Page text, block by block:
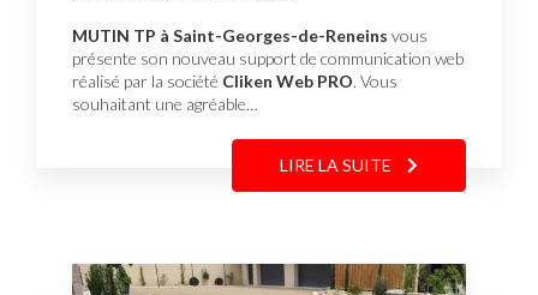
MUTIN TP à Saint-Georges-de-Reneins vous
présente son nouveau support de communication web
réalisé par la société Cliken Web PRO. Vous
souhaitant une agréable…
LIRE LA SUITE